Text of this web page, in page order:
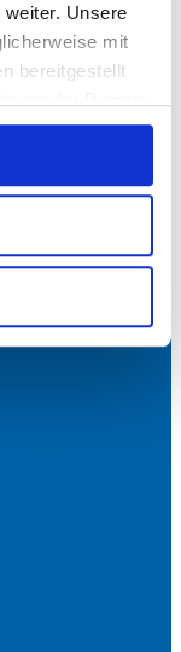
Unsere
mit
bereitgestellt